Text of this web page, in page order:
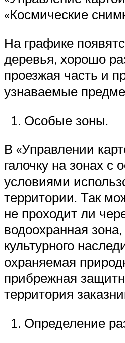
«Космические
На графике
деревья, хорошо
проезжая часть и
узнаваемые
Особые зоны.
В «Управлении
галочку на зонах с
условиями
территории. Так
не проходит ли
водоохранная
культурного
охраняемая
прибрежная
территория
Определение